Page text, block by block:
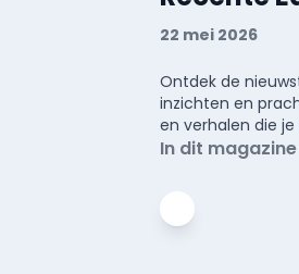
22 mei 2026
Ontdek de
inzichten en
en verhalen die
In dit magazine